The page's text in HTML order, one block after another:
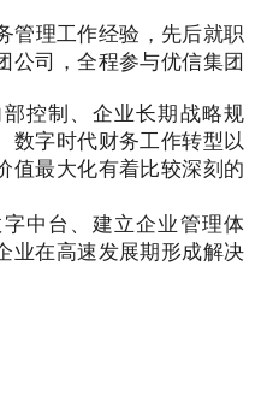
管理工作经验，先后就职
公司，全程参与优信集团
控制、企业长期战略规
数字时代财务工作转型以
值最大化有着比较深刻的
中台、建立企业管理体
业在高速发展期形成解决